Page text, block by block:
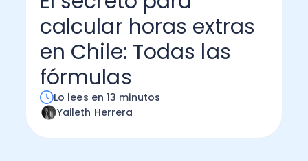
Administración Empresarial
Ver todo
Software Factura y Administración
Ver Todo
Kits
Autores
calcular horas extras
en Chile: Todas las
fórmulas
Lo lees en 13 minutos
Yaileth Herrera